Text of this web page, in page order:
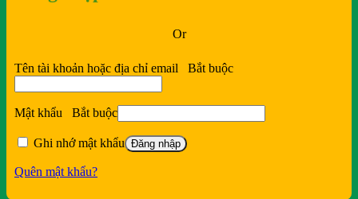
Or
Tên tài khoản hoặc địa chỉ email Bắt buộc
Mật khẩu Bắt buộc
Ghi nhớ mật khẩu Đăng nhập
Quên mật khẩu?